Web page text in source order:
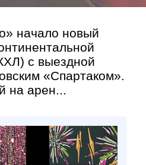
начало новый
с выездной
«Спартаком».
на арен...